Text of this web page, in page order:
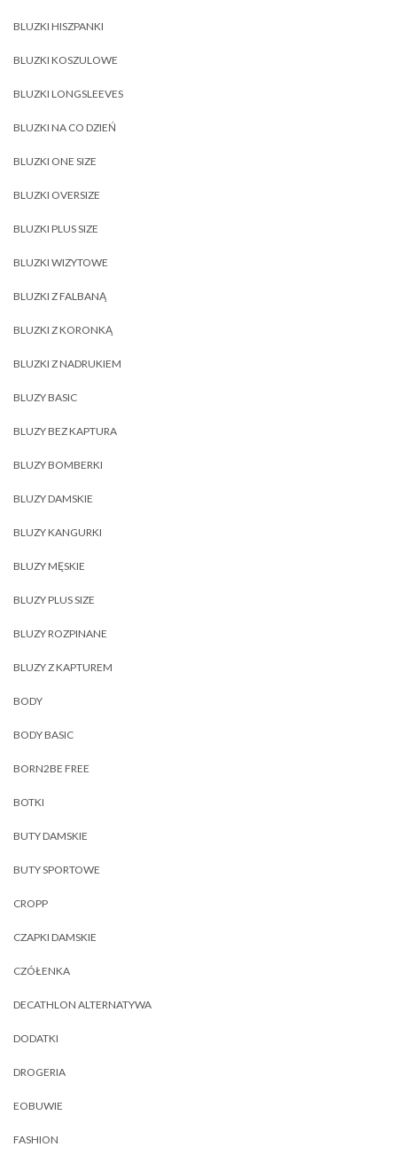
BLUZKI HISZPANKI
BLUZKI KOSZULOWE
BLUZKI LONGSLEEVES
BLUZKI NA CO DZIEŃ
BLUZKI ONE SIZE
BLUZKI OVERSIZE
BLUZKI PLUS SIZE
BLUZKI WIZYTOWE
BLUZKI Z FALBANĄ
BLUZKI Z KORONKĄ
BLUZKI Z NADRUKIEM
BLUZY BASIC
BLUZY BEZ KAPTURA
BLUZY BOMBERKI
BLUZY DAMSKIE
BLUZY KANGURKI
BLUZY MĘSKIE
BLUZY PLUS SIZE
BLUZY ROZPINANE
BLUZY Z KAPTUREM
BODY
BODY BASIC
BORN2BE FREE
BOTKI
BUTY DAMSKIE
BUTY SPORTOWE
CROPP
CZAPKI DAMSKIE
CZÓŁENKA
DECATHLON ALTERNATYWA
DODATKI
DROGERIA
EOBUWIE
FASHION